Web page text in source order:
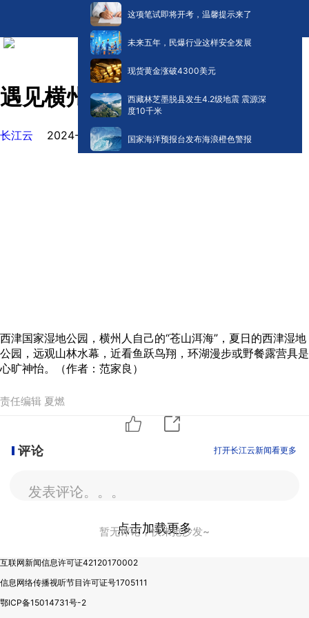
这项笔试即将开考，温馨提示来了
未来五年，民爆行业这样安全发展
现货黄金涨破4300美元
西藏林芝墨脱县发生4.2级地震 震源深
度10千米
国家海洋预报台发布海浪橙色警报
遇见横州——西津湿地公园
长江云 2024-10-28 13:41
西津国家湿地公园，横州人自己的“苍山洱海”，夏日的西津湿地
公园，远观山林水幕，近看鱼跃鸟翔，环湖漫步或野餐露营具是
心旷神怡。（作者：范家良）
责任编辑 夏燃
评论 打开长江云新闻看更多
发表评论。。。
暂无评论，快来抢沙发~
点击加载更多
互联网新闻信息许可证42120170002
信息网络传播视听节目许可证号1705111
鄂ICP备15014731号-2